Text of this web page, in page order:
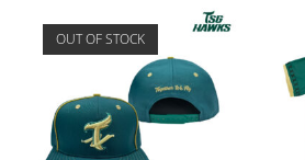
OUT OF STOCK